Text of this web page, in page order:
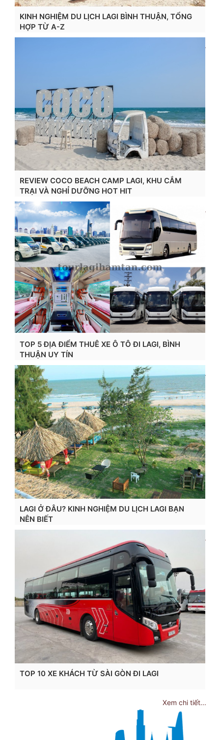
KINH NGHIỆM DU LỊCH LAGI BÌNH THUẬN, TỔNG
HỢP TỪ A-Z
Xem chi tiết...
REVIEW COCO BEACH CAMP LAGI, KHU CẮM
TRẠI VÀ NGHỈ DƯỠNG HOT HIT
Xem chi tiết...
TOP 5 ĐỊA ĐIỂM THUÊ XE Ô TÔ ĐI LAGI, BÌNH
THUẬN UY TÍN
Xem chi tiết...
LAGI Ở ĐÂU? KINH NGHIỆM DU LỊCH LAGI BẠN
NÊN BIẾT
Xem chi tiết...
TOP 10 XE KHÁCH TỪ SÀI GÒN ĐI LAGI
Xem chi tiết...